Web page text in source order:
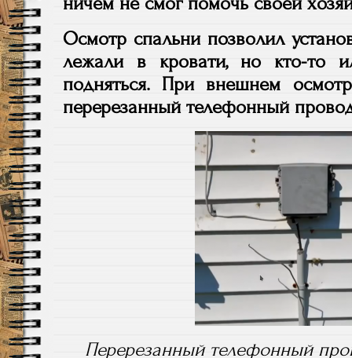
Осмотр спальни позволил
лежали в кровати, но кто-то
подняться. При внешнем
перерезанный телефонный
Перерезанный телефонный